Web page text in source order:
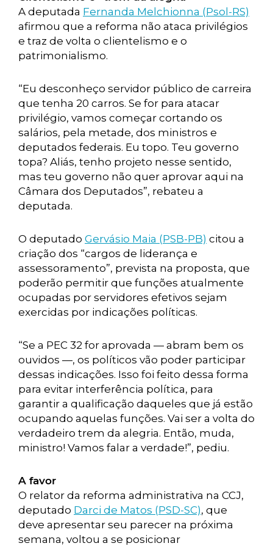
A deputada Fernanda Melchionna (Psol-RS)
afirmou que a reforma não ataca privilégios
e traz de volta o clientelismo e o
patrimonialismo.
“Eu desconheço servidor público de carreira
que tenha 20 carros. Se for para atacar
privilégio, vamos começar cortando os
salários, pela metade, dos ministros e
deputados federais. Eu topo. Teu governo
topa? Aliás, tenho projeto nesse sentido,
mas teu governo não quer aprovar aqui na
Câmara dos Deputados”, rebateu a
deputada.
O deputado Gervásio Maia (PSB-PB) citou a
criação dos “cargos de liderança e
assessoramento”, prevista na proposta, que
poderão permitir que funções atualmente
ocupadas por servidores efetivos sejam
exercidas por indicações políticas.
“Se a PEC 32 for aprovada — abram bem os
ouvidos —, os políticos vão poder participar
dessas indicações. Isso foi feito dessa forma
para evitar interferência política, para
garantir a qualificação daqueles que já estão
ocupando aquelas funções. Vai ser a volta do
verdadeiro trem da alegria. Então, muda,
ministro! Vamos falar a verdade!”, pediu.
A favor
O relator da reforma administrativa na CCJ,
deputado Darci de Matos (PSD-SC), que
deve apresentar seu parecer na próxima
semana, voltou a se posicionar